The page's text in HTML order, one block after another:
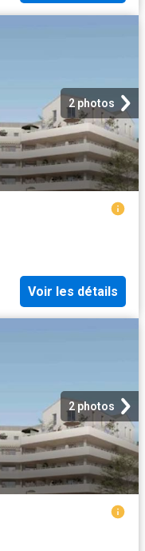
2 photos
Voir les détails
2 photos